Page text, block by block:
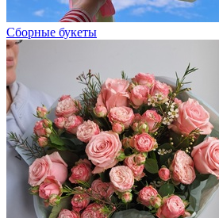
Сборные букеты